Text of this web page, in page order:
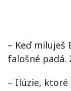
– Keď miluješ
falošné padá.
– Ilúzie, ktoré